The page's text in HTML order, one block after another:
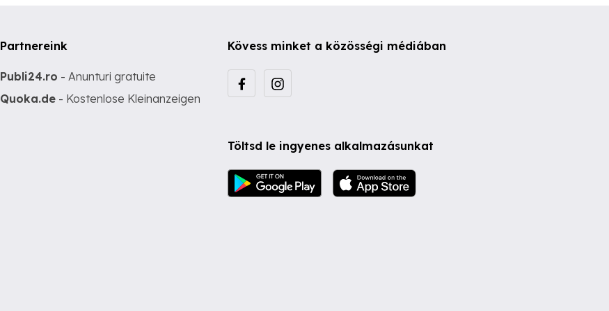
Partnereink
Publi24.ro - Anunturi gratuite
Quoka.de - Kostenlose Kleinanzeigen
Kövess minket a közösségi médiában
Töltsd le ingyenes alkalmazásunkat